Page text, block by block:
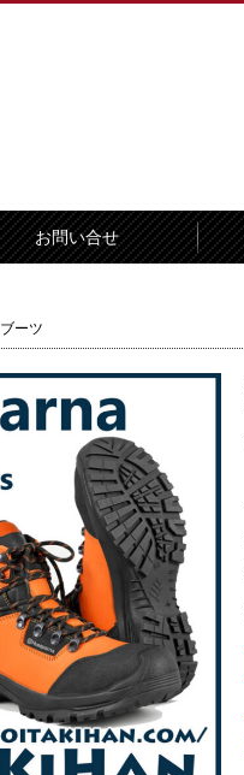
お問い合せ
ブーツ